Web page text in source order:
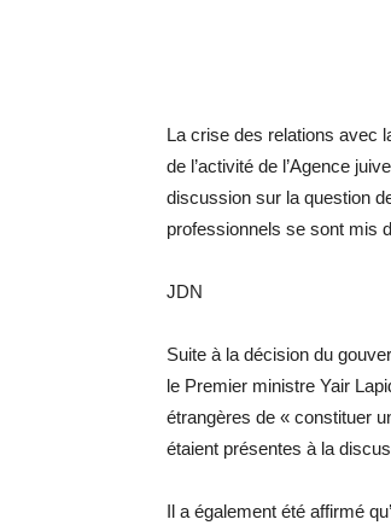
La crise des relations avec
de l’activité de l’Agence
discussion sur la question
professionnels se sont mis
JDN
Suite à la décision du
le Premier ministre Yair
étrangères de « constituer
étaient présentes à la
Il a également été affirmé